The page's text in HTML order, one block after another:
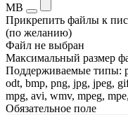
MB
Прикрепить файлы к
(по желанию)
Файл не выбран
Максимальный размер
Поддерживаемые типы:
odt, bmp, png, jpg, jpeg,
mpg, avi, wmv, mpeg,
Обязательное поле